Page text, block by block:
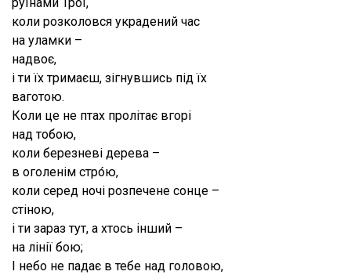
коли розколовся украдений час
на уламки –
надвоє,
і ти їх тримаєш, зігнувшись під їх
ваготою.
Коли це не птах пролітає вгорі
над тобою,
коли березневі дерева –
в оголенім стро́ю,
коли серед ночі розпечене сонце –
стіною,
і ти зараз тут, а хтось інший –
на лінії бою;
І небо не падає в тебе над головою,